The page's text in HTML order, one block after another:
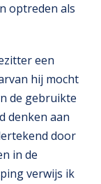
optreden als
een
hij mocht
de gebruikte
denken aan
door
in de
verwijs ik